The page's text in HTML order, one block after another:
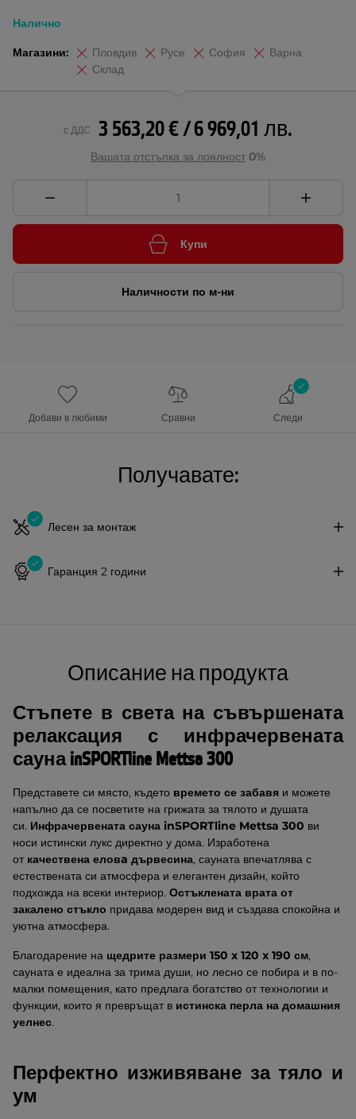
Налично
Магазини: Пловдив Русе София
Варна
Склад
3 563,20 € / 6 969,01 лв.
с ДДС
Вашата отстъпка за лоялност 0%
Купи
Наличности по м-ни
Добави в любими Сравни Следи
Получавате:
Лесен за монтаж
Гаранция 2 години
Описание на продукта
Стъпете в света на съвършената
релаксация с инфрачервената
сауна inSPORTline Mettsa 300
Представете си място, където времето се забавя и можете
напълно да се посветите на грижата за тялото и душата
си. Инфрачервената сауна inSPORTline Mettsa 300 ви
носи истински лукс директно у дома. Изработена
от качествена еловa дървесина, сауната впечатлява с
естествената си атмосфера и елегантен дизайн, който
подхожда на всеки интериор. Остъклената врата от
закалено стъкло придава модерен вид и създава спокойна и
уютна атмосфера.
Благодарение на щедрите размери 150 x 120 x 190 см,
сауната е идеална за трима души, но лесно се побира и в по-
малки помещения, като предлага богатство от технологии и
функции, които я превръщат в истинска перла на домашния
уелнес.
Перфектно изживяване за тяло и
ум